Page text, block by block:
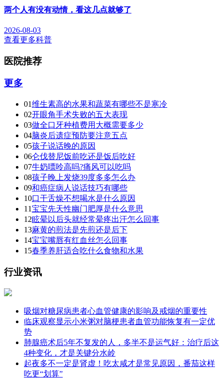
两个人有没有动情，看这几点就够了
2026-08-03
查看更多科普
医院推荐
更多
01维生素高的水果和蔬菜有哪些不是寒冷
02开眼角手术失败的五大表现
03做全口牙种植费用大概需要多少
04脑炎后遗症预防要注意五点
05孩子说话晚的原因
06仑伐替尼饭前吃还是饭后吃好
07牛奶嘌呤高吗?痛风可以吃吗
08孩子晚上发烧39度多多怎么办
09和癌症病人说话技巧有哪些
10口干舌燥不想喝水是什么原因
11宝宝先天性幽门肥厚是什么意思
12眩晕以后头就经常晕疼出汗怎么回事
13麻黄的煎法是先煎还是后下
14宝宝嘴唇有红血丝怎么回事
15春季养肝适合吃什么食物和水果
行业资讯
吸烟对糖尿病患者心血管健康的影响及戒烟的重要性
临床观察显示小米粥对脑梗患者血管功能恢复有一定优
势
肺腺癌术后5年不复发的人，多半不是运气好：治疗后这
4种变化，才是关键分水岭
起夜多不一定是肾虚！吃太咸才是常见原因，番茄这样
吃更“划算”